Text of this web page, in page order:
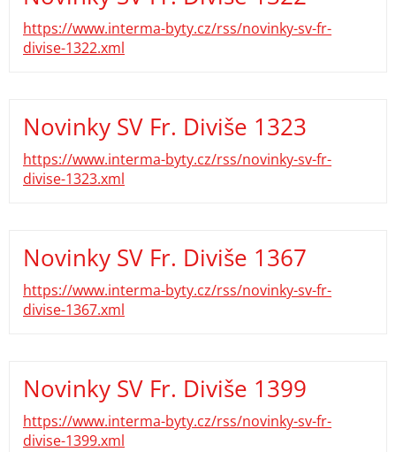
https://www.interma-byty.cz/rss/novinky-sv-fr-
divise-1322.xml
Novinky SV Fr. Diviše 1323
https://www.interma-byty.cz/rss/novinky-sv-fr-
divise-1323.xml
Novinky SV Fr. Diviše 1367
https://www.interma-byty.cz/rss/novinky-sv-fr-
divise-1367.xml
Novinky SV Fr. Diviše 1399
https://www.interma-byty.cz/rss/novinky-sv-fr-
divise-1399.xml